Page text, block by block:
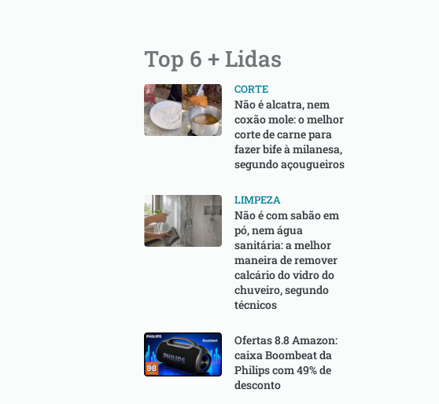
Top 6 + Lidas
CORTE
Não é alcatra, nem
coxão mole: o melhor
corte de carne para
fazer bife à milanesa,
segundo açougueiros
LIMPEZA
Não é com sabão em
pó, nem água
sanitária: a melhor
maneira de remover
calcário do vidro do
chuveiro, segundo
técnicos
Ofertas 8.8 Amazon:
caixa Boombeat da
Philips com 49% de
desconto